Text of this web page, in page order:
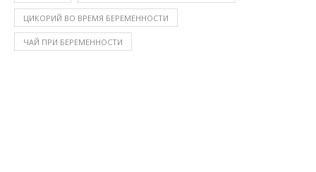
ЦИКОРИЙ ВО ВРЕМЯ БЕРЕМЕННОСТИ
ЧАЙ ПРИ БЕРЕМЕННОСТИ